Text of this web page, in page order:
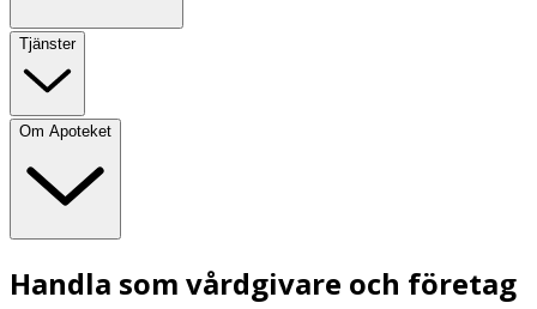
Tjänster
Om Apoteket
Handla som vårdgivare och företag